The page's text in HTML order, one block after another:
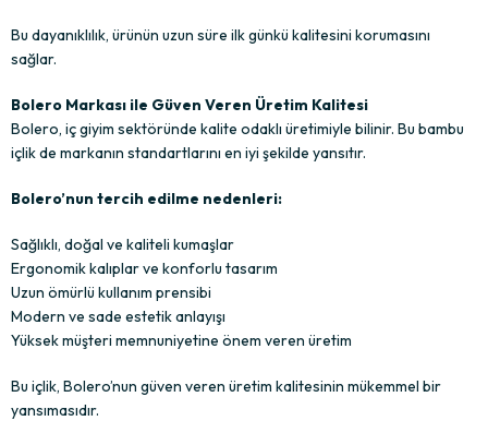
Bu dayanıklılık, ürünün uzun süre ilk günkü kalitesini korumasını
sağlar.
Bolero Markası ile Güven Veren Üretim Kalitesi
Bolero, iç giyim sektöründe kalite odaklı üretimiyle bilinir. Bu bambu
içlik de markanın standartlarını en iyi şekilde yansıtır.
Bolero’nun tercih edilme nedenleri:
Sağlıklı, doğal ve kaliteli kumaşlar
Ergonomik kalıplar ve konforlu tasarım
Uzun ömürlü kullanım prensibi
Modern ve sade estetik anlayışı
Yüksek müşteri memnuniyetine önem veren üretim
Bu içlik, Bolero’nun güven veren üretim kalitesinin mükemmel bir
yansımasıdır.